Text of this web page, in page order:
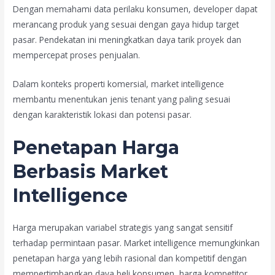
Dengan memahami data perilaku konsumen, developer dapat
merancang produk yang sesuai dengan gaya hidup target
pasar. Pendekatan ini meningkatkan daya tarik proyek dan
mempercepat proses penjualan.
Dalam konteks properti komersial, market intelligence
membantu menentukan jenis tenant yang paling sesuai
dengan karakteristik lokasi dan potensi pasar.
Penetapan Harga
Berbasis Market
Intelligence
Harga merupakan variabel strategis yang sangat sensitif
terhadap permintaan pasar. Market intelligence memungkinkan
penetapan harga yang lebih rasional dan kompetitif dengan